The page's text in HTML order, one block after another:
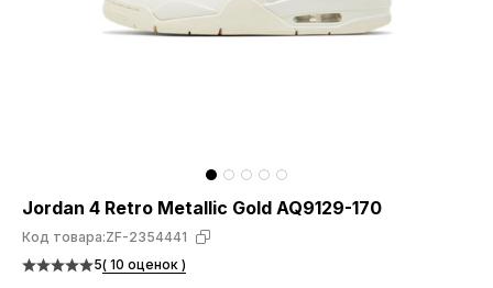
Jordan 4 Retro Metallic Gold AQ9129-170
Код товара:ZF-2354441
5( 10 оценок )